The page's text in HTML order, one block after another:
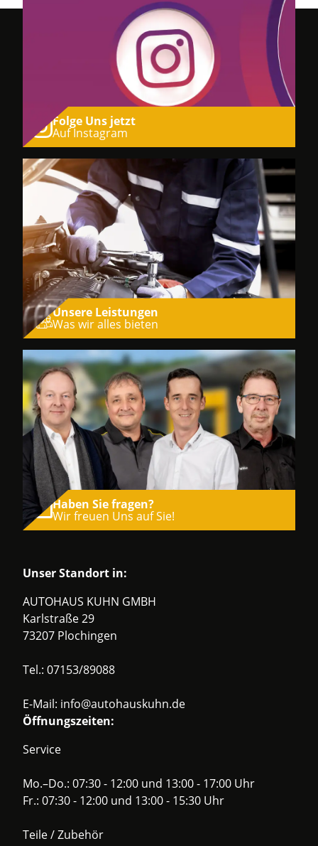
Folge Uns jetzt
Auf Instagram
Unsere Leistungen
Was wir alles bieten
Haben Sie fragen?
Wir freuen Uns auf Sie!
Unser Standort in:
AUTOHAUS KUHN GMBH
Karlstraße 29
73207 Plochingen
Tel.: 07153/89088
E-Mail: info@autohauskuhn.de
Öffnungszeiten:
Service
Mo.–Do.: 07:30 - 12:00 und 13:00 - 17:00 Uhr
Fr.: 07:30 - 12:00 und 13:00 - 15:30 Uhr
Teile / Zubehör